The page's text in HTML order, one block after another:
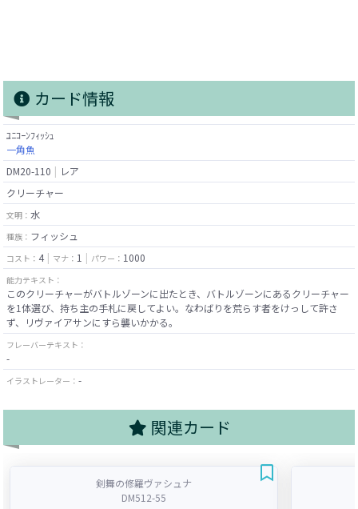
カード情報
ﾕﾆｺｰﾝﾌｨｯｼｭ
一角魚
DM20-110
レア
クリーチャー
文明： 水
種族： フィッシュ
コスト： 4 マナ： 1 パワー： 1000
能力テキスト：
このクリーチャーがバトルゾーンに出たとき、バトルゾーンにあるクリーチャー
を1体選び、持ち主の手札に戻してよい。なわばりを荒らす者をけっして許さ
ず、リヴァイアサンにすら襲いかかる。
フレーバーテキスト：
-
イラストレーター： -
関連カード
剣舞の修羅ヴァシュナ
DM512-55